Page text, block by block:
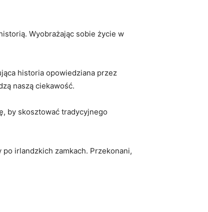
Wyobrażając sobie życie ‍w
historia opowiedziana ⁤przez
naszą ciekawość.
by skosztować tradycyjnego
irlandzkich zamkach. Przekonani,